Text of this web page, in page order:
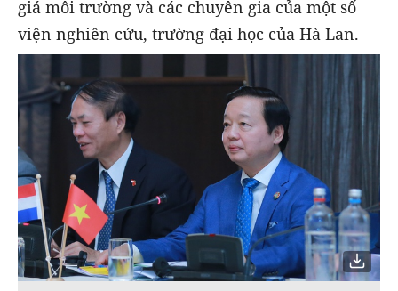
giá môi trường và các chuyên gia của một số
viện nghiên cứu, trường đại học của Hà Lan.